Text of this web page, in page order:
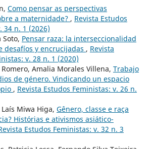
Como pensar as perspectivas
a maternidade? , Revista Estudos
34 n. 1 (2026)
Soto, Pensar raza: la interseccionalidad
desafíos y encrucijadas , Revista
v. 28 n. 1 (2020)
Amalia Morales Villena, Trabajo
de género. Vindicando un espacio
, Revista Estudos Feministas: v. 26 n.
Miwa Higa, Gênero, classe e raça
Histórias e ativismos asiático-
Estudos Feministas: v. 32 n. 3